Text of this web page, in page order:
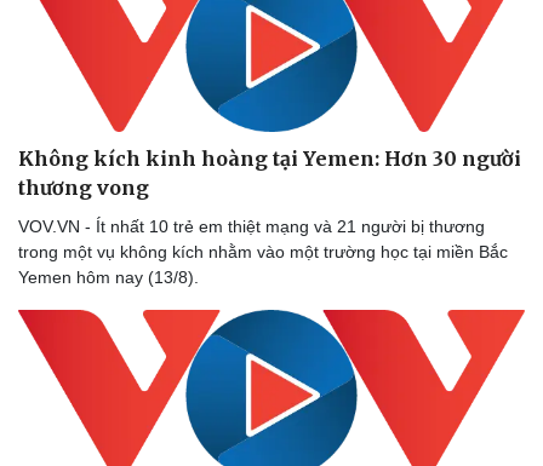
Không kích kinh hoàng tại Yemen: Hơn 30 người
thương vong
VOV.VN - Ít nhất 10 trẻ em thiệt mạng và 21 người bị thương
trong một vụ không kích nhằm vào một trường học tại miền Bắc
Yemen hôm nay (13/8).